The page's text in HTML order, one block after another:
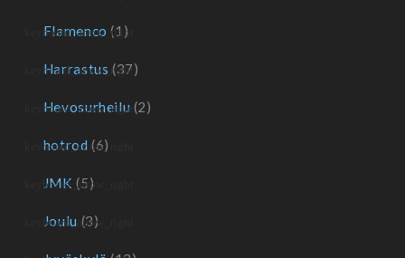
Flamenco (1)
Harrastus (37)
Hevosurheilu (2)
hotrod (6)
JMK (5)
Joulu (3)